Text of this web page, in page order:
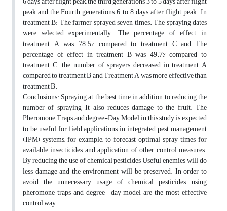
peak and the Fourth generations 6 to 8 days after flight peak. In
treatment B: The farmer sprayed seven times. The spraying dates
were selected experimentally. The percentage of effect in
treatment A was 78.5% compared to treatment C and The
percentage of effect in treatment B was 49.7% compared to
treatment C. the number of sprayers decreased in treatment A
compared to treatment B and Treatment A was more effective than
treatment B.
Conclusions: Spraying at the best time in addition to reducing the
number of spraying, It also reduces damage to the fruit. The
Pheromone Traps and degree-Day Model in this study is expected
to be useful for field applications in integrated pest management
(IPM) systems, for example, to forecast optimal spray times for
available insecticides and application of other control measures.
By reducing the use of chemical pesticides Useful enemies will do
less damage and the environment will be preserved. In order to
avoid the unnecessary usage of chemical pesticides, using
pheromone traps and degree- day model are the most effective
control way.